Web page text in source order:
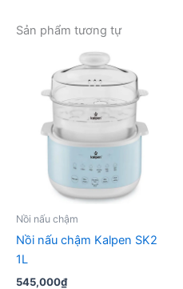
Sản phẩm tương tự
Nồi nấu chậm
Nồi nấu chậm Kalpen SK2
1L
545,000₫